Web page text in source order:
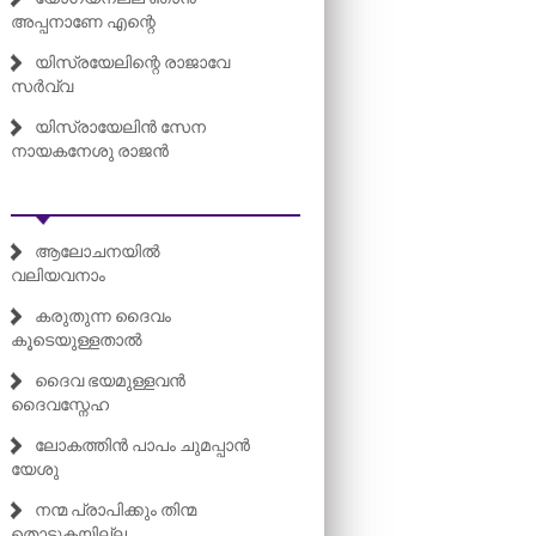
അപ്പനാണേ എന്റെ
യിസ്രയേലിന്റെ രാജാവേ
സർവ്വ
യിസ്രായേലിൻ സേന
നായകനേശു രാജൻ
ആലോചനയിൽ
വലിയവനാം
കരുതുന്ന ദൈവം
കൂടെയുള്ളതാൽ
ദൈവ ഭയമുള്ളവൻ
ദൈവസ്നേഹ
ലോകത്തിൻ പാപം ചുമപ്പാൻ
യേശു
നന്മ പ്രാപിക്കും തിന്മ